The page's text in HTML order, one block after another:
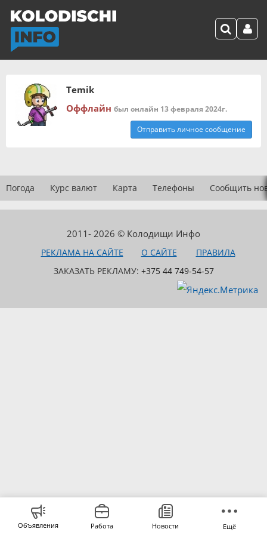
Temik
Оффлайн был онлайн 13 февраля 2024г.
Отправить личное сообщение
Погода Курс валют Карта Телефоны Сообщить
2011- 2026 © Колодищи Инфо
РЕКЛАМА НА САЙТЕ О САЙТЕ
ПРАВИЛА
ЗАКАЗАТЬ РЕКЛАМУ: +375 44 749-54-57
Объявления Работа Новости Ещё